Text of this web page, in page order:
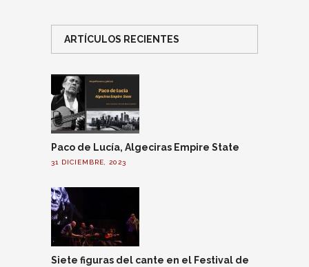
ARTÍCULOS RECIENTES
Paco de Lucía, Algeciras Empire State
31 DICIEMBRE, 2023
Siete figuras del cante en el Festival de